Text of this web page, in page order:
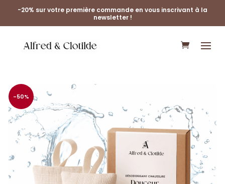
-20% sur votre première commande en vous inscrivant à la
newsletter !
-50%